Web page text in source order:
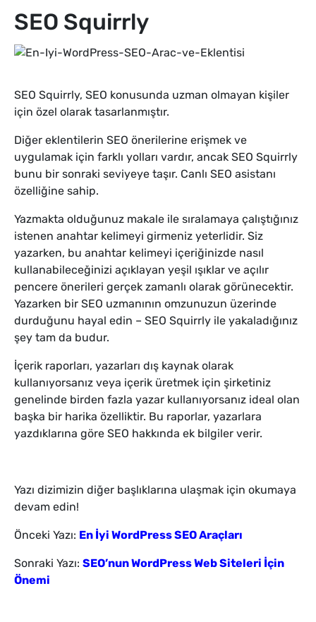
SEO Squirrly
SEO Squirrly, SEO konusunda uzman olmayan kişiler
için özel olarak tasarlanmıştır.
Diğer eklentilerin SEO önerilerine erişmek ve
uygulamak için farklı yolları vardır, ancak SEO Squirrly
bunu bir sonraki seviyeye taşır. Canlı SEO asistanı
özelliğine sahip.
Yazmakta olduğunuz makale ile sıralamaya çalıştığınız
istenen anahtar kelimeyi girmeniz yeterlidir. Siz
yazarken, bu anahtar kelimeyi içeriğinizde nasıl
kullanabileceğinizi açıklayan yeşil ışıklar ve açılır
pencere önerileri gerçek zamanlı olarak görünecektir.
Yazarken bir SEO uzmanının omzunuzun üzerinde
durduğunu hayal edin – SEO Squirrly ile yakaladığınız
şey tam da budur.
İçerik raporları, yazarları dış kaynak olarak
kullanıyorsanız veya içerik üretmek için şirketiniz
genelinde birden fazla yazar kullanıyorsanız ideal olan
başka bir harika özelliktir. Bu raporlar, yazarlara
yazdıklarına göre SEO hakkında ek bilgiler verir.
Yazı dizimizin diğer başlıklarına ulaşmak için okumaya
devam edin!
Önceki Yazı: En İyi WordPress SEO Araçları
Sonraki Yazı: SEO’nun WordPress Web Siteleri İçin
Önemi